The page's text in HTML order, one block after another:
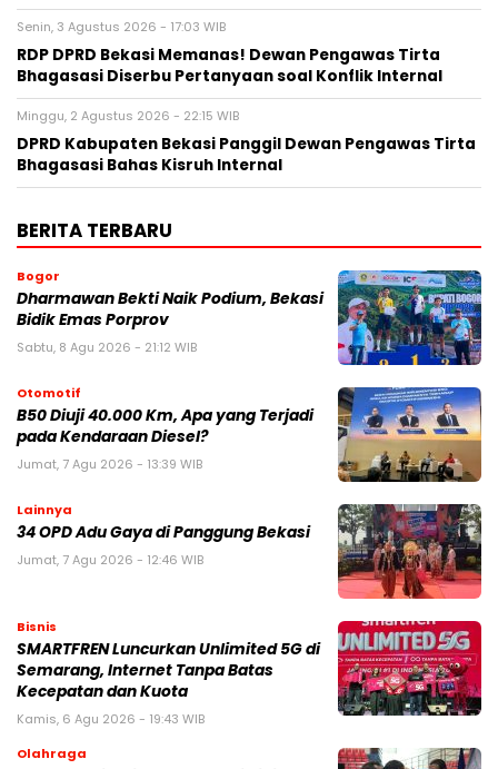
Senin, 3 Agustus 2026 - 17:03 WIB
RDP DPRD Bekasi Memanas! Dewan Pengawas Tirta
Bhagasasi Diserbu Pertanyaan soal Konflik Internal
Minggu, 2 Agustus 2026 - 22:15 WIB
DPRD Kabupaten Bekasi Panggil Dewan Pengawas Tirta
Bhagasasi Bahas Kisruh Internal
BERITA TERBARU
Bogor
Dharmawan Bekti Naik Podium, Bekasi
Bidik Emas Porprov
Sabtu, 8 Agu 2026 - 21:12 WIB
Otomotif
B50 Diuji 40.000 Km, Apa yang Terjadi
pada Kendaraan Diesel?
Jumat, 7 Agu 2026 - 13:39 WIB
Lainnya
34 OPD Adu Gaya di Panggung Bekasi
Jumat, 7 Agu 2026 - 12:46 WIB
Bisnis
SMARTFREN Luncurkan Unlimited 5G di
Semarang, Internet Tanpa Batas
Kecepatan dan Kuota
Kamis, 6 Agu 2026 - 19:43 WIB
Olahraga